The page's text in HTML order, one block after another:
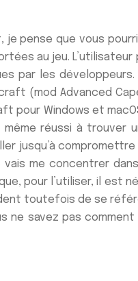
pense que vous
au jeu.
par les
(mod Advanced
pour Windows et
réussi à trouver
me concentrer
pour l’utiliser, il est
toutefois de se
savez pas